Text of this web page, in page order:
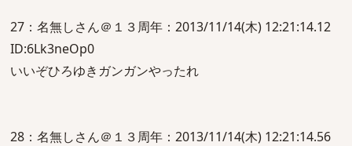
27：名無しさん＠１３周年：2013/11/14(木) 12:21:14.12
ID:6Lk3neOp0
いいぞひろゆきガンガンやったれ
28：名無しさん＠１３周年：2013/11/14(木) 12:21:14.56